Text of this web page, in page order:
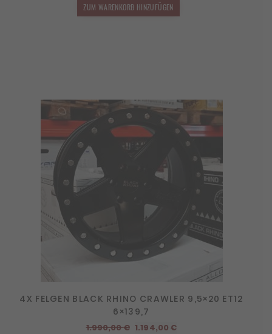
ZUM WARENKORB HINZUFÜGEN
4X FELGEN BLACK RHINO CRAWLER 9,5×20 ET12
6×139,7
1.990,00€ Ursprünglicher
1.194,00€Aktueller